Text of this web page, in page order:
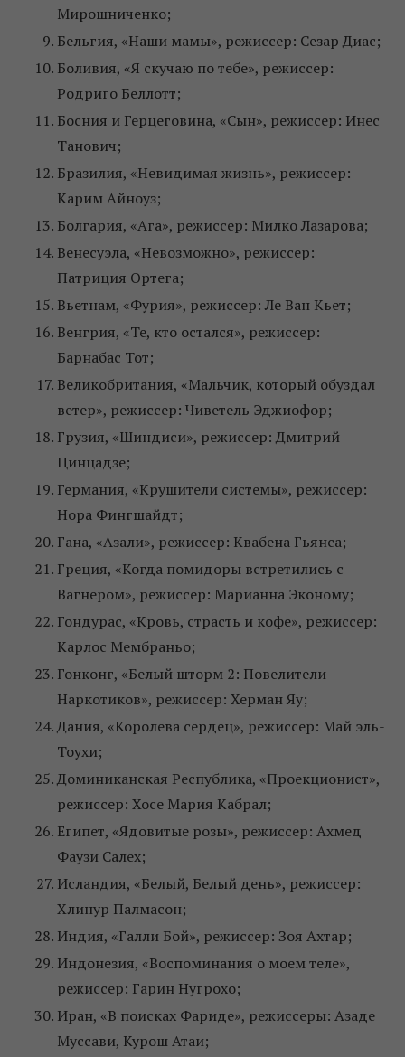
Мирошниченко;
Бельгия, «Наши мамы», режиссер: Сезар Диас;
Боливия, «Я скучаю по тебе», режиссер:
Родриго Беллотт;
Босния и Герцеговина, «Сын», режиссер: Инес
Танович;
Бразилия, «Невидимая жизнь», режиссер:
Карим Айноуз;
Болгария, «Ага», режиссер: Милко Лазарова;
Венесуэла, «Невозможно», режиссер:
Патриция Ортега;
Вьетнам, «Фурия», режиссер: Ле Ван Кьет;
Венгрия, «Те, кто остался», режиссер:
Барнабас Тот;
Великобритания, «Мальчик, который обуздал
ветер», режиссер: Чиветель Эджиофор;
Грузия, «Шиндиси», режиссер: Дмитрий
Цинцадзе;
Германия, «Крушители системы», режиссер:
Нора Фингшайдт;
Гана, «Азали», режиссер: Квабена Гьянса;
Греция, «Когда помидоры встретились с
Вагнером», режиссер: Марианна Эконому;
Гондурас, «Кровь, страсть и кофе», режиссер:
Карлос Мембраньо;
Гонконг, «Белый шторм 2: Повелители
Наркотиков», режиссер: Херман Яу;
Дания, «Королева сердец», режиссер: Май эль-
Тоухи;
Доминиканская Республика, «Проекционист»,
режиссер: Хосе Мария Кабрал;
Египет, «Ядовитые розы», режиссер: Ахмед
Фаузи Салех;
Исландия, «Белый, Белый день», режиссер:
Хлинур Палмасон;
Индия, «Галли Бой», режиссер: Зоя Ахтар;
Индонезия, «Воспоминания о моем теле»,
режиссер: Гарин Нугрохо;
Иран, «В поисках Фариде», режиссеры: Азаде
Муссави, Курош Атаи;